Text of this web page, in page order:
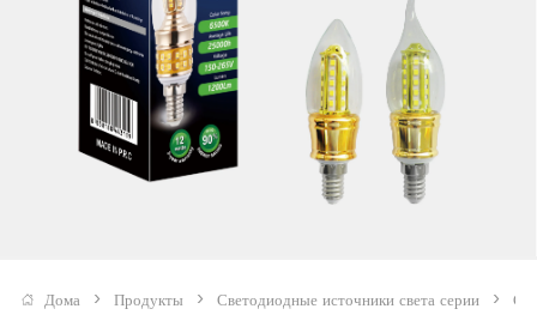
Дома > Продукты > Светодиодные источники света серии >